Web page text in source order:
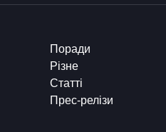
Поради
Різне
Статті
Прес-релізи